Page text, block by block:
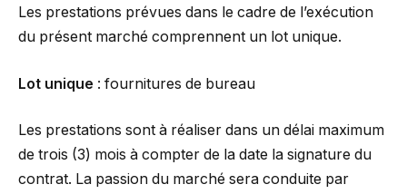
Les prestations prévues dans le cadre de l’exécution
du présent marché comprennent un lot unique.
Lot unique : fournitures de bureau
Les prestations sont à réaliser dans un délai maximum
de trois (3) mois à compter de la date la signature du
contrat. La passion du marché sera conduite par